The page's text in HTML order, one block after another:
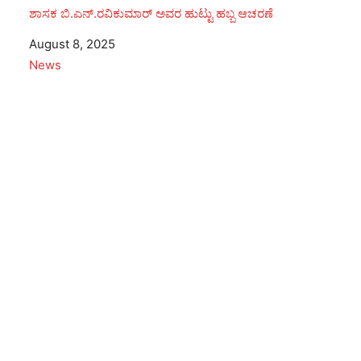
ಶಾಸಕ ಬಿ.ಎನ್.ರವಿಕುಮಾರ್ ಅವರ ಹುಟ್ಟು ಹಬ್ಬ ಆಚರಣೆ
Date
August 8, 2025
In relation to
News